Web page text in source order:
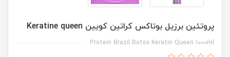
پروتئین برزیل بوتاکس کراتین کویین Keratine queen
Protein Brazil Botox Keratin Queen 1000ml